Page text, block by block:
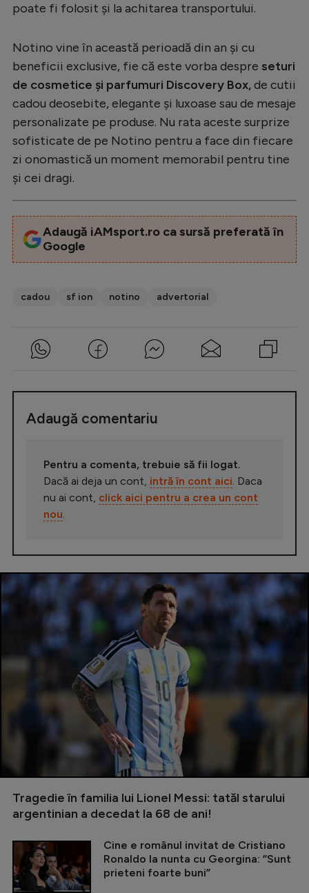
poate fi folosit și la achitarea transportului.
Notino vine în această perioadă din an și cu
beneficii exclusive, fie că este vorba despre seturi
de cosmetice și parfumuri Discovery Box,de cutii
cadou deosebite, elegante și luxoase sau de mesaje
personalizate pe produse. Nu rata aceste surprize
sofisticate de pe Notino pentru a face din fiecare
zi onomastică un moment memorabil pentru tine
și cei dragi.
Adaugă iAMsport.ro ca sursă preferată în
Google
cadou sf ion notino advertorial
Adaugă comentariu
Pentru a comenta, trebuie să fii logat.
Dacă ai deja un cont, intră în cont aici . Daca
nu ai cont, click aici pentru a crea un cont
nou
Tragedie în familia lui Lionel Messi: tatăl starului
argentinian a decedat la 68 de ani!
Cine e românul invitat de Cristiano
Ronaldo la nunta cu Georgina: ”Sunt
prieteni foarte buni”